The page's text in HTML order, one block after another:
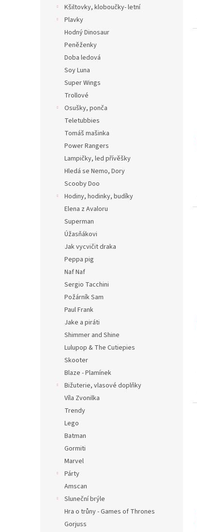
Kšiltovky, kloboučky- letní
Plavky
Hodný Dinosaur
Peněženky
Doba ledová
Soy Luna
Super Wings
Trollové
Osušky, ponča
Teletubbies
Tomáš mašinka
Power Rangers
Lampičky, led přívěšky
Hledá se Nemo, Dory
Scooby Doo
Hodiny, hodinky, budíky
Elena z Avaloru
Superman
Úžasňákovi
Jak vycvičit draka
Peppa pig
Naf Naf
Sergio Tacchini
Požárník Sam
Paul Frank
Jake a piráti
Shimmer and Shine
Lulupop & The Cutiepies
Skooter
Blaze - Plamínek
Bižuterie, vlasové doplňky
Víla Zvonilka
Trendy
Lego
Batman
Gormiti
Marvel
Párty
Amscan
Sluneční brýle
Hra o trůny - Games of Thrones
Gorjuss